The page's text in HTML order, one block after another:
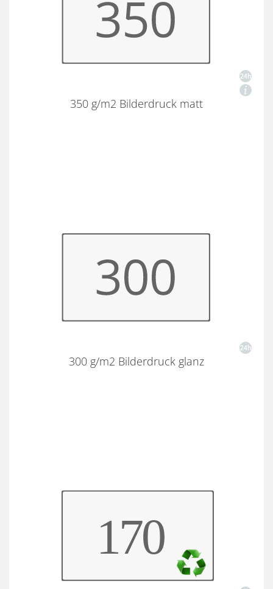
350 g/m2 Bilderdruck matt
300 g/m2 Bilderdruck glanz